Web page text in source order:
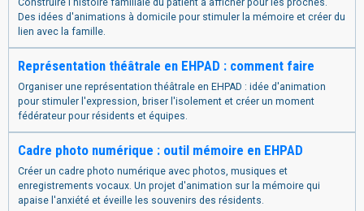
Des idées d'animations à domicile pour stimuler la mémoire et créer du
lien avec la famille.
Représentation théâtrale en EHPAD : comment faire
Organiser une représentation théâtrale en EHPAD : idée d'animation
pour stimuler l'expression, briser l'isolement et créer un moment
fédérateur pour résidents et équipes.
Cadre photo numérique : outil mémoire en EHPAD
Créer un cadre photo numérique avec photos, musiques et
enregistrements vocaux. Un projet d'animation sur la mémoire qui
apaise l'anxiété et éveille les souvenirs des résidents.